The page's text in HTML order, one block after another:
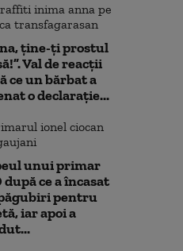
ţine-ţi prostul
Val de reacții
ce un bărbat a
o declarație...
unui primar
după ce a încasat
pentru
iar apoi a